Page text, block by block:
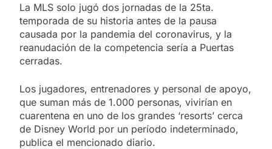
La MLS solo jugó dos jornadas de la 25ta.
temporada de su historia antes de la pausa
causada por la pandemia del coronavirus, y la
reanudación de la competencia sería a Puertas
cerradas.
Los jugadores, entrenadores y personal de apoyo,
que suman más de 1.000 personas, vivirían en
cuarentena en uno de los grandes ‘resorts’ cerca
de Disney World por un período indeterminado,
publica el mencionado diario.